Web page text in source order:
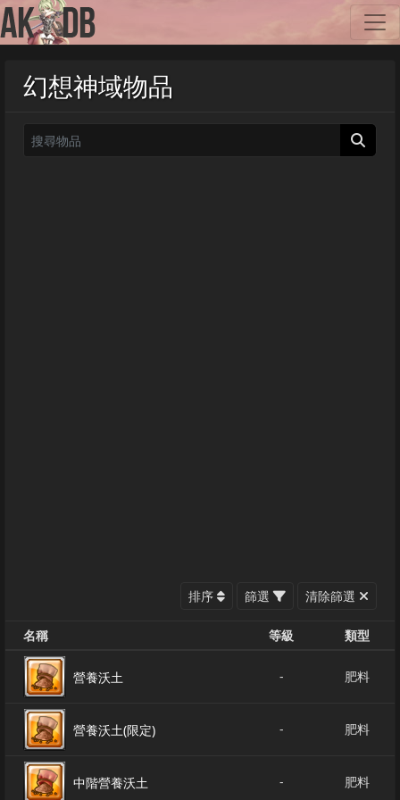
幻想神域物品
排序 篩選 清除篩選
名稱 等級 類型
營養沃土 - 肥料
營養沃土(限定) - 肥料
中階營養沃土 - 肥料